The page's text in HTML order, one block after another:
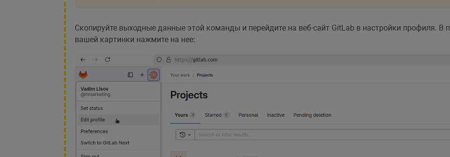
Скопируйте выходные данные этой команды и перейдите на веб-сайт GitLab в настройки профиля. В
вашей картинки нажмите на нее: